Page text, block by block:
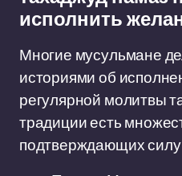
исполнить
Многие мусульмане
историями об
регулярной молитвы
традиции есть
подтверждающих